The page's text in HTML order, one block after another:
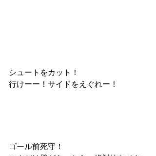
シュートをカット！
行けーー！サイドをえぐれー！
ゴール前死守！